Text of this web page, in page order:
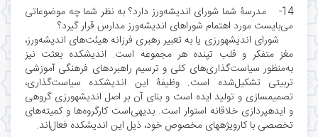
14- مدرسۀ شما شورای اندیشه‌ورز دارد؟ به نظر شما چه موضوعاتی
می‌بایست مورد اهتمام شوراهای اندیشه‌ورز مدارس قرار گیرد؟
شورای اندیشهورزی یا به تعبیر رهبری فرزانه هیئت‌های اندیشه‌ورز،
مغز متفکر و قلب تپنده هر مجموعه است. اندیشکده بعثت نیز
به‌منظور سیاست‌گذاری‌های کلی و ترسیم راهبردهای فرهنگی آموزشی
تربیتی تشکیل‌شده است. وظیفۀ این اندیشکده سیاست‌گذاری،
تصمیمسازی و تولید ایده است و بنای آن بر اصل اندیشهورزی گروهی
و ایدهپردازی خلاقانه استوار است. بدیهی‌است کارگروه‌ها و کمیته‌های
تخصصی با کارویژههای مخصوص خود، ذیل این اندیشکده فعال‌اند.